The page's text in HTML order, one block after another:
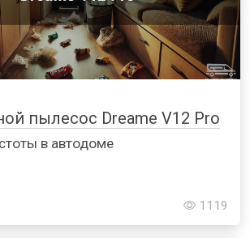
пылесос Dreame V12 Pro
в автодоме
1119